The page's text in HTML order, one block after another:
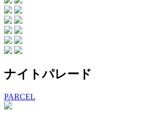
ナイトパレード
PARCEL